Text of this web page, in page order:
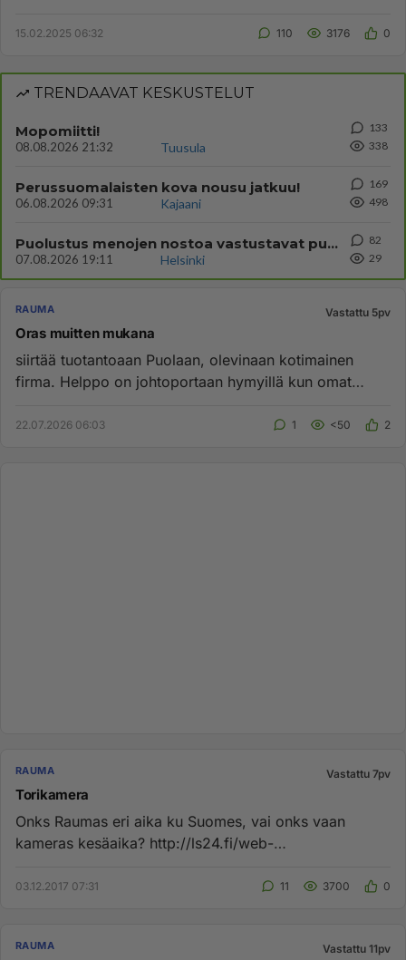
15.02.2025 06:32 110 3176 0
TRENDAAVAT KESKUSTELUT
Mopomiitti!
08.08.2026 21:32 Tuusula
133
338
Perussuomalaisten kova nousu jatkuu!
06.08.2026 09:31 Kajaani
169
498
Puolustus menojen nostoa vastustavat puolueet ja henkilöt keskustan puheenjohtaja Antti Kaikkone
07.08.2026 19:11 Helsinki
82
29
RAUMA Vastattu 5pv
Oras muitten mukana
siirtää tuotantoaan Puolaan, olevinaan kotimainen
firma. Helppo on johtoportaan hymyillä kun omat
22.07.2026 06:03 1 <50 2
RAUMA Vastattu 7pv
Torikamera
Onks Raumas eri aika ku Suomes, vai onks vaan
kameras kesäaika? http://ls24.fi/web-
03.12.2017 07:31 11 3700 0
RAUMA Vastattu 11pv